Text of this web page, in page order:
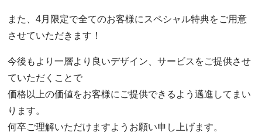
また、4月限定で全てのお客様にスペシャル特典をご用意
させていただきます！
今後もより一層より良いデザイン、サービスをご提供させ
ていただくことで
価格以上の価値をお客様にご提供できるよう邁進してまい
ります。
何卒ご理解いただけますようお願い申し上げます。